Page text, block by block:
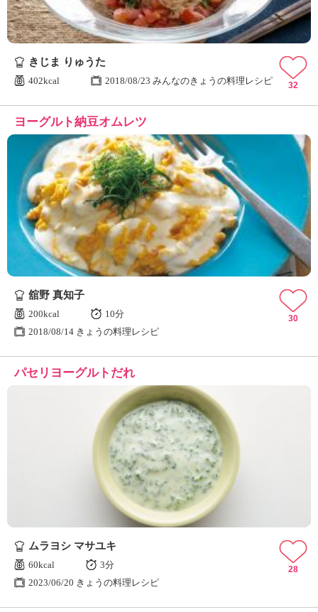
きじま りゅうた
402kcal 2018/08/23 みんなのきょうの料理レシピ 32
ヨーグルト納豆オムレツ
舘野 真知子
200kcal
10分
2018/08/14 きょうの料理レシピ
30
パセリヨーグルトだれ
ムラヨシ マサユキ
60kcal
3分
2023/06/20 きょうの料理レシピ
28